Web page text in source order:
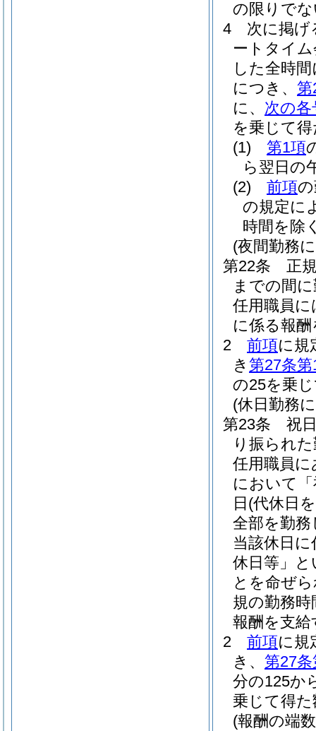
の限りで
4
次に掲げ
ートタイ
した全時
につき、 第
に、 次の各
を乗じて
(1)
第1項
ら翌日の
(2)
前項
の規定に
時間を除
(夜間勤務
第22条
正
までの間
任用職員
に係る報
2
前項に規
き 第27条第
の25を乗
(休日勤務
第23条
祝
り振られ
任用職員
において
日 (代休日
全部を勤
当該休日
休日等」と
とを命ぜ
規の勤務
報酬を支給
2
前項に規
き、 第27
分の125か
乗じて得
(報酬の端